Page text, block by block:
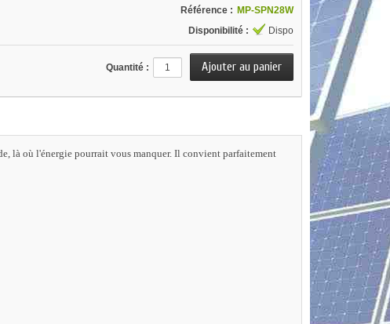
Référence : MP-SPN28W
Disponibilité :
Dispo
Quantité :
là où l'énergie pourrait vous manquer. Il convient parfaitement